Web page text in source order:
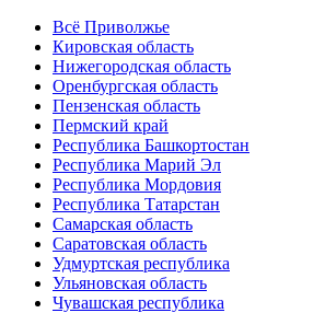
Всё Приволжье
Кировская область
Нижегородская область
Оренбургская область
Пензенская область
Пермский край
Республика Башкортостан
Республика Марий Эл
Республика Мордовия
Республика Татарстан
Самарская область
Саратовская область
Удмуртская республика
Ульяновская область
Чувашская республика